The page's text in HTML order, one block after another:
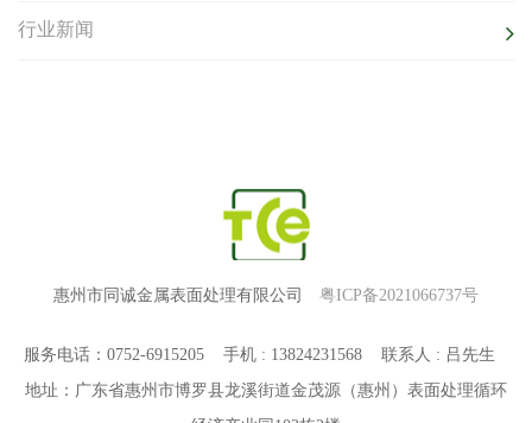
行业新闻
惠州市同诚金属表面处理有限公司 粤ICP备2021066737号
服务电话：0752-6915205 手机 : 13824231568 联系人 : 吕先生
地址：广东省惠州市博罗县龙溪街道金茂源（惠州）表面处理循环